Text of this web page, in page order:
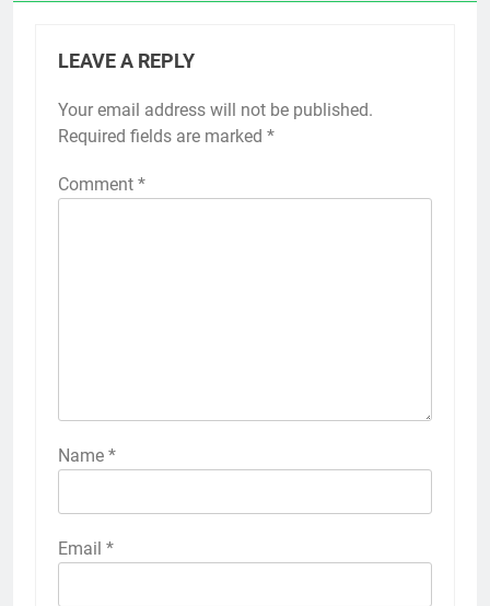
LEAVE A REPLY
Your email address will not be published.
Required fields are marked *
Comment *
Name *
Email *